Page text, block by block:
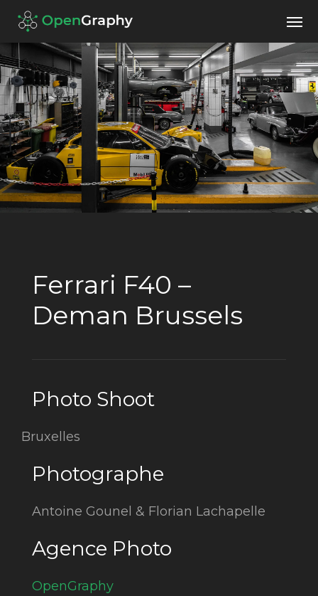
Ferrari F40 –
Deman Brussels
Photo Shoot
Bruxelles
Photographe
Antoine Gounel & Florian Lachapelle
Agence Photo
OpenGraphy